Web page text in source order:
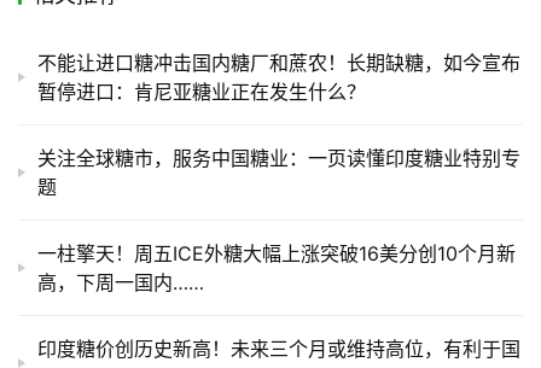
销
储
不能让进口糖冲击国内糖厂和蔗农！长期缺糖，如今宣布
暂停进口：肯尼亚糖业正在发生什么？
关注全球糖市，服务中国糖业：一页读懂印度糖业特别专
题
一柱擎天！周五ICE外糖大幅上涨突破16美分创10个月新
高，下周一国内……
印度糖价创历史新高！未来三个月或维持高位，有利于国